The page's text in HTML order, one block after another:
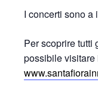
I concerti sono a
Per scoprire tutti
possibile visitare